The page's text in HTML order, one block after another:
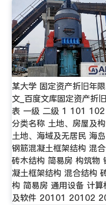
某大学 固定资产折旧年
文_百度文库固定资产折
表 一级 二级 1 101
分类名称 土地、房屋及
土地、海域及无居民 海
钢筋混凝土框架结构 混
砖木结构 简易房 构筑物
凝土框架结构 混合结构
构 简易房 通用设备 计算
及软件 20101 20102